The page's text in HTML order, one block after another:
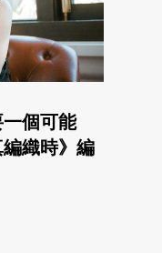
個可能
織時》編